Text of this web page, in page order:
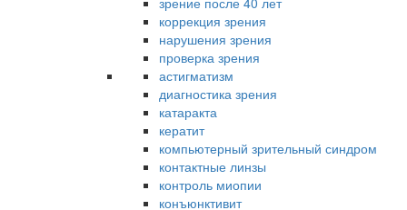
коррекция зрения
нарушения зрения
проверка зрения
астигматизм
диагностика зрения
катаракта
кератит
компьютерный зрительный синдром
контактные линзы
контроль миопии
конъюнктивит